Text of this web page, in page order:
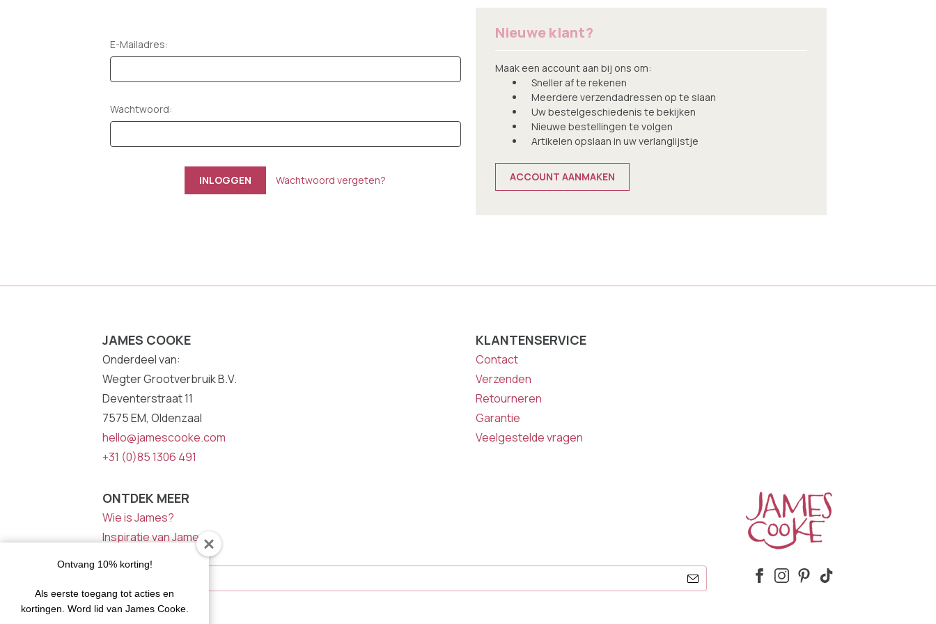
E-Mailadres:
Wachtwoord:
Wachtwoord vergeten?
Nieuwe klant?
Maak een account aan bij ons om:
Sneller af te rekenen
Meerdere verzendadressen op te slaan
Uw bestelgeschiedenis te bekijken
Nieuwe bestellingen te volgen
Artikelen opslaan in uw verlanglijstje
ACCOUNT AANMAKEN
JAMES COOKE
Onderdeel van:
Wegter Grootverbruik B.V.
Deventerstraat 11
7575 EM, Oldenzaal
hello@jamescooke.com
+31 (0)85 1306 491
KLANTENSERVICE
Contact
Verzenden
Retourneren
Garantie
Veelgestelde vragen
ONTDEK MEER
Wie is James?
Inspiratie van James
Mailadres
Ontvang 10% korting!
Als eerste toegang tot acties en
kortingen. Word lid van James Cooke.